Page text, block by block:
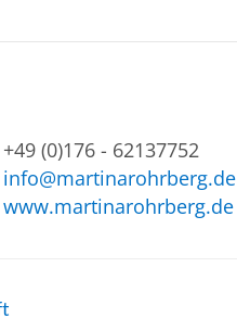
+49 (0)176 - 62137752
info@martinarohrberg.de
www.martinarohrberg.de